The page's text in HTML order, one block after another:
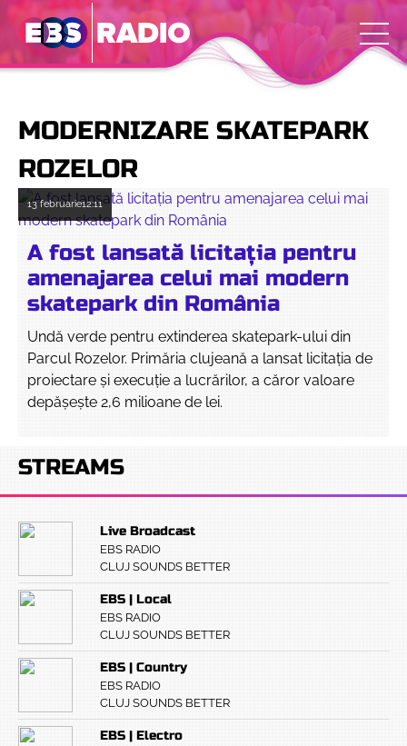
MODERNIZARE SKATEPARK
ROZELOR
13 februarie12:11
A fost lansată licitația pentru
amenajarea celui mai modern
skatepark din România
Undă verde pentru extinderea skatepark-ului din
Parcul Rozelor. Primăria clujeană a lansat licitația de
proiectare și execuție a lucrărilor, a căror valoare
depășește 2,6 milioane de lei.
STREAMS
Live Broadcast
EBS RADIO
CLUJ SOUNDS BETTER
EBS | Local
EBS RADIO
CLUJ SOUNDS BETTER
EBS | Country
EBS RADIO
CLUJ SOUNDS BETTER
EBS | Electro